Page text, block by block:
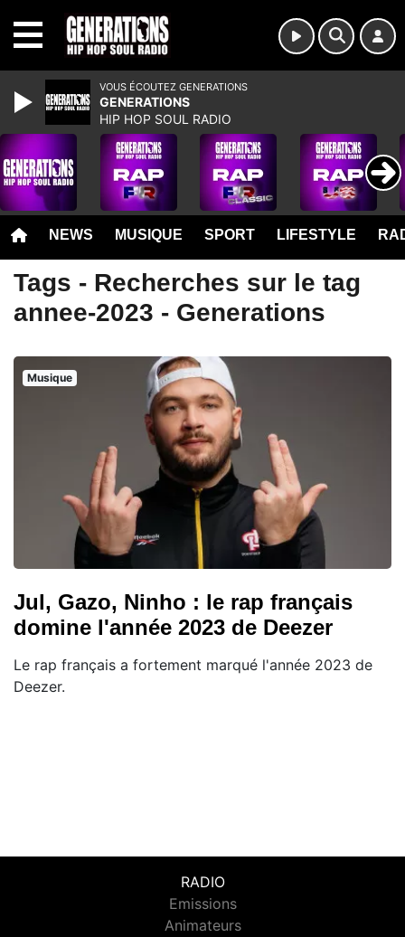
NEWS MUSIQUE SPORT LIFESTYLE
Tags - Recherches sur le tag
annee-2023 - Generations
Musique
Jul, Gazo, Ninho : le rap français
domine l'année 2023 de Deezer
Le rap français a fortement marqué l'année 2023 de
Deezer.
RADIO
Emissions
Animateurs
VOUS ÉCOUTEZ GENERATIONS
GENERATIONS
HIP HOP SOUL RADIO